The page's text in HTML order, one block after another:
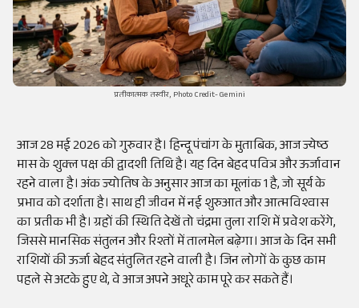
प्रतीकात्मक तस्वीर, Photo Credit- Gemini
आज 28 मई 2026 को गुरुवार है। हिन्दू पंचांग के मुताबिक, आज ज्येष्ठ
मास के शुक्ल पक्ष की द्वादशी तिथि है। यह दिन बेहद पवित्र और ऊर्जावान
रहने वाला है। अंक ज्योतिष के अनुसार आज का मूलांक 1 है, जो सूर्य के
प्रभाव को दर्शाता है। साथ ही जीवन में नई शुरुआत और आत्मविश्वास
का प्रतीक भी है। ग्रहों की स्थिति देखें तो चंद्रमा तुला राशि में प्रवेश करेंगे,
जिससे मानसिक संतुलन और रिश्तों में तालमेल बढ़ेगा। आज के दिन सभी
राशियों की ऊर्जा बेहद संतुलित रहने वाली है। जिन लोगों के कुछ काम
पहले से अटके हुए थे, वे आज अपने अधूरे काम पूरे कर सकते हैं।